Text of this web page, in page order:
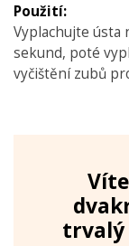
Použití:
Vyplachujte ústa
sekund, poté
vyčištění zubů
trvalý